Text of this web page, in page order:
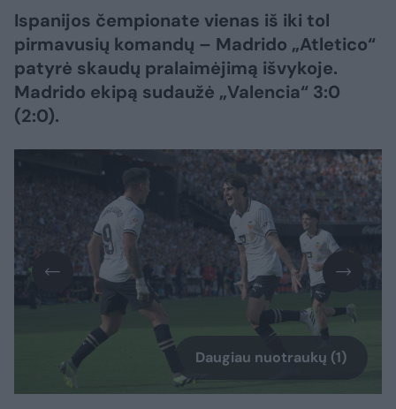
Ispanijos čempionate vienas iš iki tol
pirmavusių komandų – Madrido „Atletico“
patyrė skaudų pralaimėjimą išvykoje.
Madrido ekipą sudaužė „Valencia“ 3:0
(2:0).
Daugiau nuotraukų (1)